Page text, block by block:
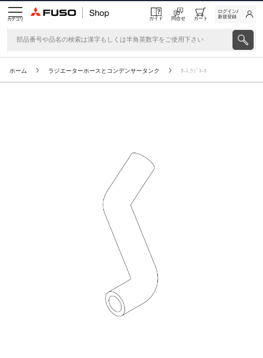
カテゴリ ガイド 問合せ カート
ログイン/
新規登録
ホーム ラジエーターホースとコンデンサータンク ﾎ-ｽ,ﾗｼﾞｴ-ﾀ